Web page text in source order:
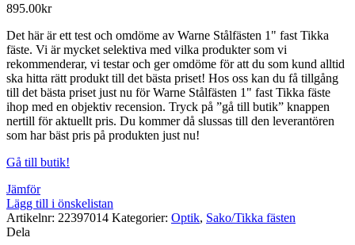
895.00kr
Det här är ett test och omdöme av Warne Stålfästen 1" fast Tikka
fäste. Vi är mycket selektiva med vilka produkter som vi
rekommenderar, vi testar och ger omdöme för att du som kund alltid
ska hitta rätt produkt till det bästa priset! Hos oss kan du få tillgång
till det bästa priset just nu för Warne Stålfästen 1" fast Tikka fäste
ihop med en objektiv recension. Tryck på ”gå till butik” knappen
nertill för aktuellt pris. Du kommer då slussas till den leverantören
som har bäst pris på produkten just nu!
Gå till butik!
Jämför
Lägg till i önskelistan
Artikelnr: 22397014 Kategorier: Optik, Sako/Tikka fästen
Dela